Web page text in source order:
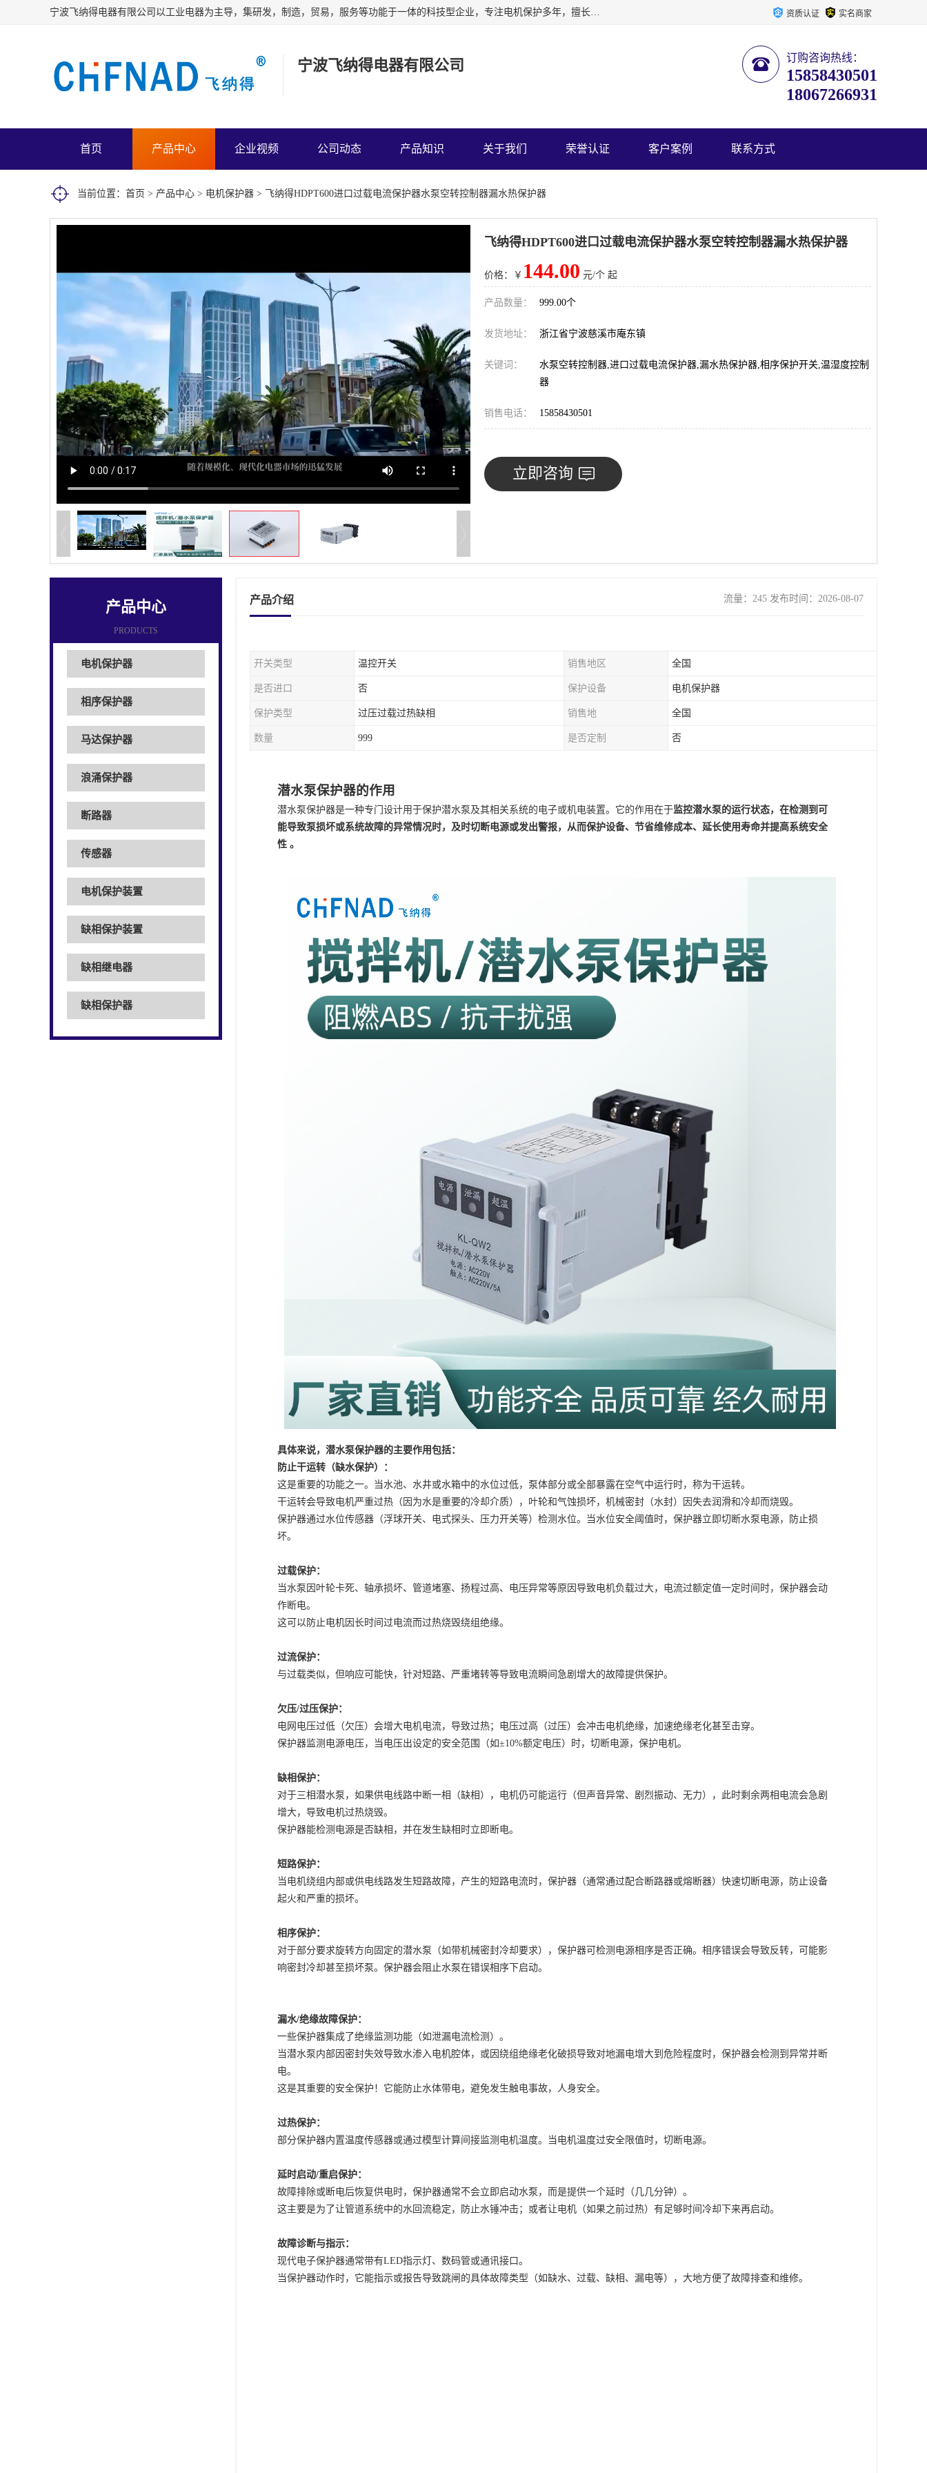
宁波飞纳得电器有限公司以工业电器为主导，集研发，制造，贸易，服务等功能于一体的科技型企业，专注电机保护多年，擅长单片机技术在工业控制、电力电子、汽车电子等领域的应用。主要产品有电机保护器，缺相保护器，相序保护器，电压电流表，浪涌保护器，温控器等我们的使命是通过系统的解决方案为客户创造高的价值，我们也热诚欢迎国内外客户来公司考察交流。 资质认证 实名商家
宁波飞纳得电器有限公司 订购咨询热线：
15858430501
18067266931
首页 产品中心 企业视频 公司动态 产品知识 关于我们 荣誉认证 客户案例 联系方式
当前位置： 首页 > 产品中心 > 电机保护器 > 飞纳得HDPT600进口过载电流保护器水泵空转控制器漏水热保护器
飞纳得HDPT600进口过载电流保护器水泵空转控制器漏水热保护器
价格：￥ 144.00 元/个 起
产品数量： 999.00个
发货地址： 浙江省宁波慈溪市庵东镇
关键词：
水泵空转控制器,进口过载电流保护器,漏水热保护器,相序保护开关,温湿度控制
器
销售电话： 15858430501
立即咨询
产品中心
PRODUCTS
电机保护器
相序保护器
马达保护器
浪涌保护器
断路器
传感器
电机保护装置
缺相保护装置
缺相继电器
缺相保护器
产品介绍 流量：245 发布时间：2026-08-07
开关类型 温控开关 销售地区 全国
是否进口 否 保护设备 电机保护器
保护类型 过压过载过热缺相 销售地 全国
数量 999 是否定制 否
潜水泵保护器的作用
潜水泵保护器是一种专门设计用于保护潜水泵及其相关系统的电子或机电装置。它的作用在于监控潜水泵的运行状态，在检测到可
能导致泵损坏或系统故障的异常情况时，及时切断电源或发出警报，从而保护设备、节省维修成本、延长使用寿命并提高系统安全
性 。
具体来说，潜水泵保护器的主要作用包括：
防止干运转（缺水保护）：
这是重要的功能之一。当水池、水井或水箱中的水位过低，泵体部分或全部暴露在空气中运行时，称为干运转。
干运转会导致电机严重过热（因为水是重要的冷却介质），叶轮和气蚀损坏，机械密封（水封）因失去润滑和冷却而烧毁。
保护器通过水位传感器（浮球开关、电式探头、压力开关等）检测水位。当水位安全阈值时，保护器立即切断水泵电源，防止损
坏。
过载保护：
当水泵因叶轮卡死、轴承损坏、管道堵塞、扬程过高、电压异常等原因导致电机负载过大，电流过额定值一定时间时，保护器会动
作断电。
这可以防止电机因长时间过电流而过热烧毁绕组绝缘。
过流保护：
与过载类似，但响应可能快，针对短路、严重堵转等导致电流瞬间急剧增大的故障提供保护。
欠压/过压保护：
电网电压过低（欠压）会增大电机电流，导致过热；电压过高（过压）会冲击电机绝缘，加速绝缘老化甚至击穿。
保护器监测电源电压，当电压出设定的安全范围（如±10%额定电压）时，切断电源，保护电机。
缺相保护：
对于三相潜水泵，如果供电线路中断一相（缺相），电机仍可能运行（但声音异常、剧烈振动、无力），此时剩余两相电流会急剧
增大，导致电机过热烧毁。
保护器能检测电源是否缺相，并在发生缺相时立即断电。
短路保护：
当电机绕组内部或供电线路发生短路故障，产生的短路电流时，保护器（通常通过配合断路器或熔断器）快速切断电源，防止设备
起火和严重的损坏。
相序保护：
对于部分要求旋转方向固定的潜水泵（如带机械密封冷却要求），保护器可检测电源相序是否正确。相序错误会导致反转，可能影
响密封冷却甚至损坏泵。保护器会阻止水泵在错误相序下启动。
漏水/绝缘故障保护：
一些保护器集成了绝缘监测功能（如泄漏电流检测）。
当潜水泵内部因密封失效导致水渗入电机腔体，或因绕组绝缘老化破损导致对地漏电增大到危险程度时，保护器会检测到异常并断
电。
这是其重要的安全保护！它能防止水体带电，避免发生触电事故，人身安全。
过热保护：
部分保护器内置温度传感器或通过模型计算间接监测电机温度。当电机温度过安全限值时，切断电源。
延时启动/重启保护：
故障排除或断电后恢复供电时，保护器通常不会立即启动水泵，而是提供一个延时（几几分钟）。
这主要是为了让管道系统中的水回流稳定，防止水锤冲击；或者让电机（如果之前过热）有足够时间冷却下来再启动。
故障诊断与指示：
现代电子保护器通常带有LED指示灯、数码管或通讯接口。
当保护器动作时，它能指示或报告导致跳闸的具体故障类型（如缺水、过载、缺相、漏电等），大地方便了故障排查和维修。